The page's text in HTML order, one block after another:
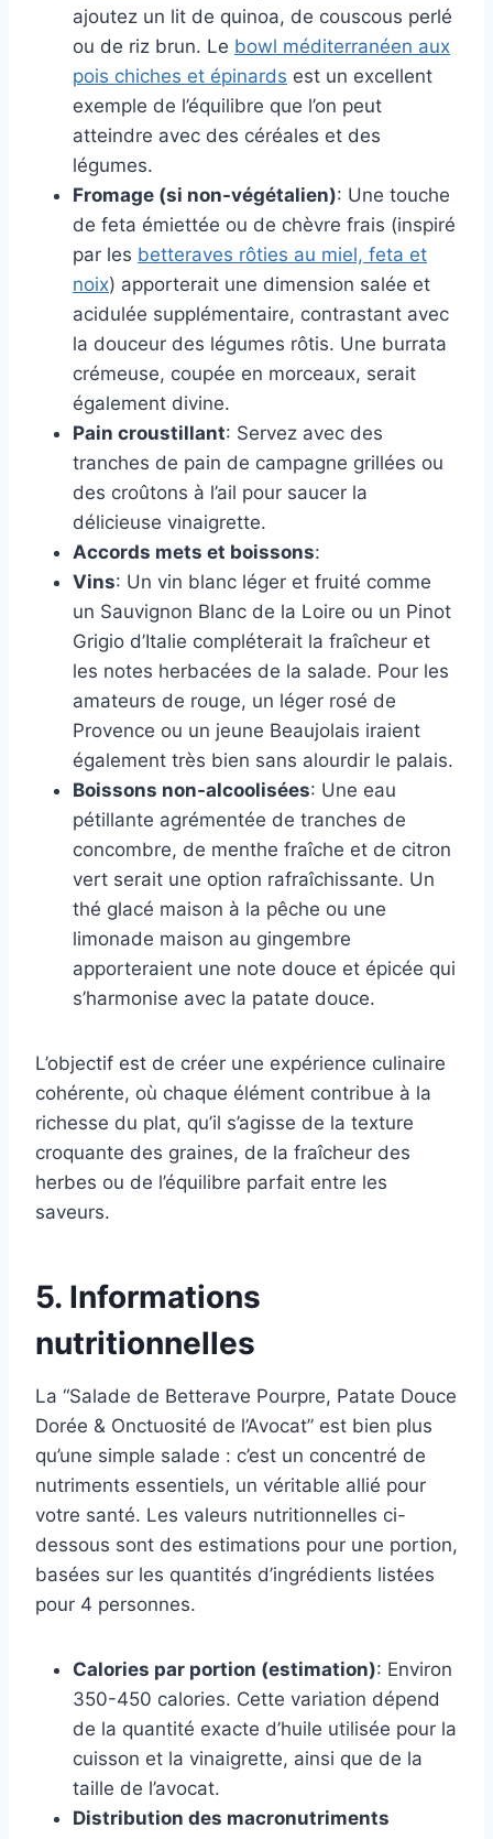
ajoutez un lit de quinoa, de couscous perlé
ou de riz brun. Le bowl méditerranéen aux
pois chiches et épinards est un excellent
exemple de l’équilibre que l’on peut
atteindre avec des céréales et des
légumes.
Fromage (si non-végétalien): Une touche
de feta émiettée ou de chèvre frais (inspiré
par les betteraves rôties au miel, feta et
noix) apporterait une dimension salée et
acidulée supplémentaire, contrastant avec
la douceur des légumes rôtis. Une burrata
crémeuse, coupée en morceaux, serait
également divine.
Pain croustillant: Servez avec des
tranches de pain de campagne grillées ou
des croûtons à l’ail pour saucer la
délicieuse vinaigrette.
Accords mets et boissons:
Vins: Un vin blanc léger et fruité comme
un Sauvignon Blanc de la Loire ou un Pinot
Grigio d’Italie compléterait la fraîcheur et
les notes herbacées de la salade. Pour les
amateurs de rouge, un léger rosé de
Provence ou un jeune Beaujolais iraient
également très bien sans alourdir le palais.
Boissons non-alcoolisées: Une eau
pétillante agrémentée de tranches de
concombre, de menthe fraîche et de citron
vert serait une option rafraîchissante. Un
thé glacé maison à la pêche ou une
limonade maison au gingembre
apporteraient une note douce et épicée qui
s’harmonise avec la patate douce.
L’objectif est de créer une expérience culinaire
cohérente, où chaque élément contribue à la
richesse du plat, qu’il s’agisse de la texture
croquante des graines, de la fraîcheur des
herbes ou de l’équilibre parfait entre les
saveurs.
5. Informations
nutritionnelles
La “Salade de Betterave Pourpre, Patate Douce
Dorée & Onctuosité de l’Avocat” est bien plus
qu’une simple salade : c’est un concentré de
nutriments essentiels, un véritable allié pour
votre santé. Les valeurs nutritionnelles ci-
dessous sont des estimations pour une portion,
basées sur les quantités d’ingrédients listées
pour 4 personnes.
Calories par portion (estimation): Environ
350-450 calories. Cette variation dépend
de la quantité exacte d’huile utilisée pour la
cuisson et la vinaigrette, ainsi que de la
taille de l’avocat.
Distribution des macronutriments